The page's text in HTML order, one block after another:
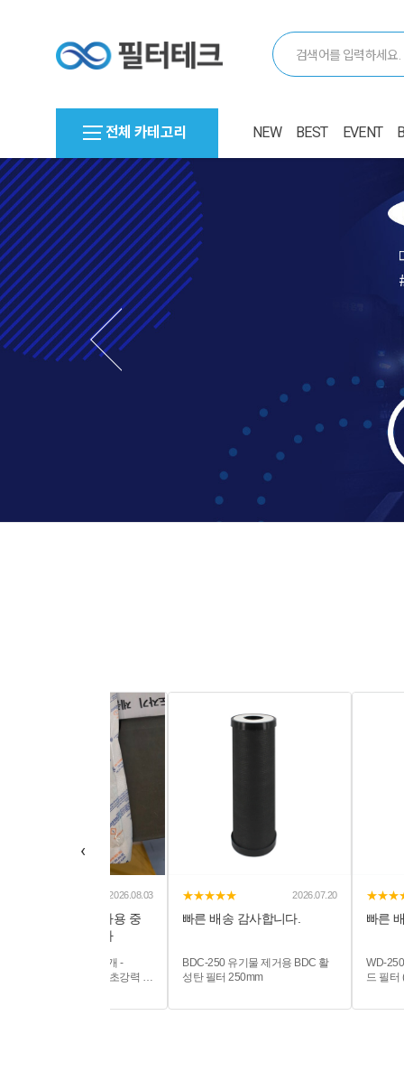
전체 카테고리 NEW BEST EVENT
‹
2026.08.03
속해서 구매해서 사용 중
니다 제습 잘됩니다
자부품 제습제 200g 5개 -
P4 데시칸-P4 초강력 제
★★★★★ 2026.07.20
빠른 배송 감사합니다.
BDC-250 유기물 제거용 BDC 활
성탄 필터 250mm
빠른
WD-
드 필터